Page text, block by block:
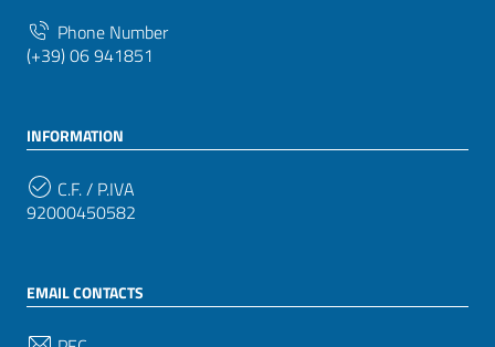
Phone Number
(+39) 06 941851
INFORMATION
C.F. / P.IVA
92000450582
EMAIL CONTACTS